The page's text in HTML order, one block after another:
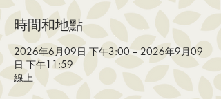
時間和地點
2026年6月09日 下午3:00 – 2026年9月09
日 下午11:59
線上